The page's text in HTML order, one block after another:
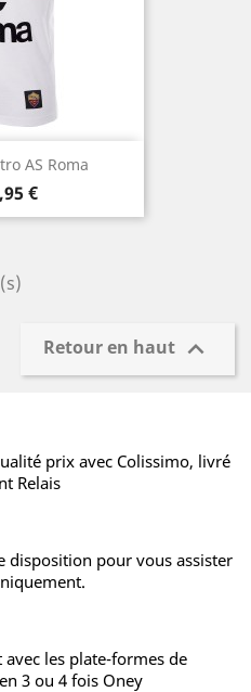
AS Roma
€
Retour en haut 
prix avec Colissimo, livré
Relais
disposition pour vous assister
les plate-formes de
3 ou 4 fois Oney